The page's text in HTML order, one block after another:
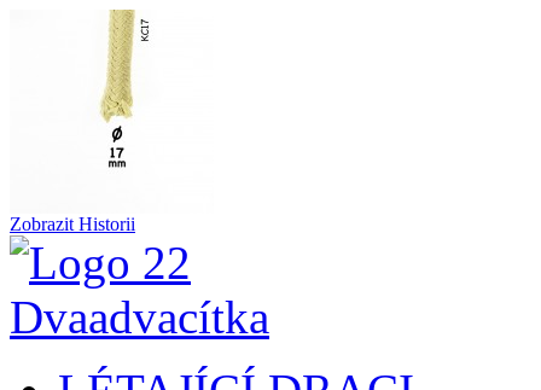
Zobrazit Historii